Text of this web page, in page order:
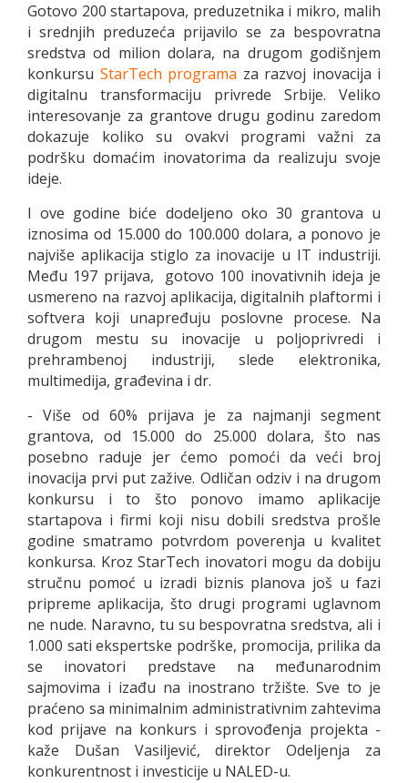
Gotovo 200 startapova, preduzetnika i mikro, malih
i srednjih preduzeća prijavilo se za bespovratna
sredstva od milion dolara, na drugom godišnjem
konkursu StarTech programa za razvoj inovacija i
digitalnu transformaciju privrede Srbije. Veliko
interesovanje za grantove drugu godinu zaredom
dokazuje koliko su ovakvi programi važni za
podršku domaćim inovatorima da realizuju svoje
ideje.
I ove godine biće dodeljeno oko 30 grantova u
iznosima od 15.000 do 100.000 dolara, a ponovo je
najviše aplikacija stiglo za inovacije u IT industriji.
Među 197 prijava, gotovo 100 inovativnih ideja je
usmereno na razvoj aplikacija, digitalnih plaftormi i
softvera koji unapređuju poslovne procese. Na
drugom mestu su inovacije u poljoprivredi i
prehrambenoj industriji, slede elektronika,
multimedija, građevina i dr.
- Više od 60% prijava je za najmanji segment
grantova, od 15.000 do 25.000 dolara, što nas
posebno raduje jer ćemo pomoći da veći broj
inovacija prvi put zažive. Odličan odziv i na drugom
konkursu i to što ponovo imamo aplikacije
startapova i firmi koji nisu dobili sredstva prošle
godine smatramo potvrdom poverenja u kvalitet
konkursa. Kroz StarTech inovatori mogu da dobiju
stručnu pomoć u izradi biznis planova još u fazi
pripreme aplikacija, što drugi programi uglavnom
ne nude. Naravno, tu su bespovratna sredstva, ali i
1.000 sati ekspertske podrške, promocija, prilika da
se inovatori predstave na međunarodnim
sajmovima i izađu na inostrano tržište. Sve to je
praćeno sa minimalnim administrativnim zahtevima
kod prijave na konkurs i sprovođenja projekta -
kaže Dušan Vasiljević, direktor Odeljenja za
konkurentnost i investicije u NALED-u.